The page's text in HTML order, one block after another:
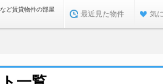
ど賃貸物件の部屋
最近見た物件 気